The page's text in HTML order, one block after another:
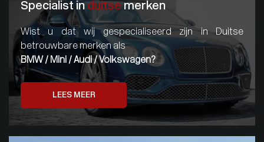
Specialist in duitsemerken
Wist u dat wij gespecialiseerd zijn in Duitse
betrouwbare merken als
BMW / Mini / Audi / Volkswagen?
LEES MEER